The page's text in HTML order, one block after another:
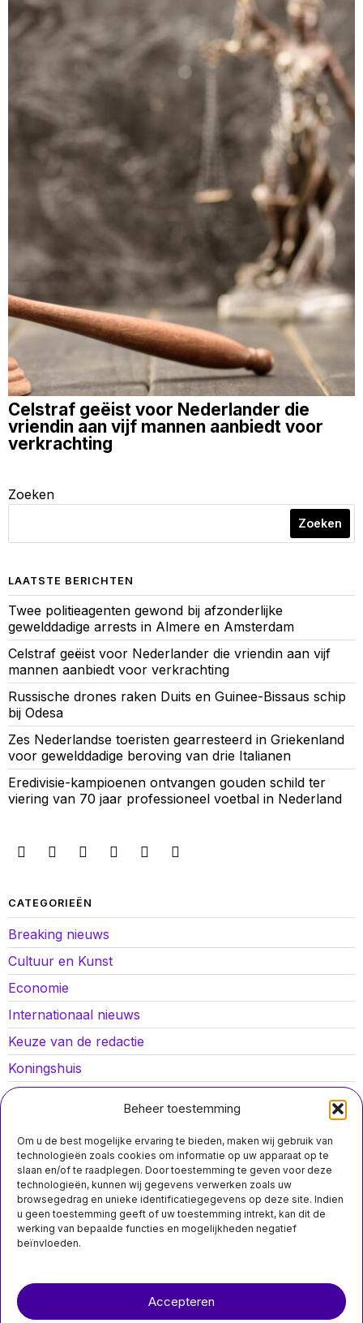
Beheer toestemming
Om u de best mogelijke ervaring te bieden, maken wij gebruik van
technologieën zoals cookies om informatie op uw apparaat op te
slaan en/of te raadplegen. Door toestemming te geven voor deze
technologieën, kunnen wij gegevens verwerken zoals uw
browsegedrag en unieke identificatiegegevens op deze site. Indien
u geen toestemming geeft of uw toestemming intrekt, kan dit de
werking van bepaalde functies en mogelijkheden negatief
beïnvloeden.
Accepteren
Celstraf geëist voor Nederlander die
vriendin aan vijf mannen aanbiedt voor
verkrachting
Zoeken
Zoeken
LAATSTE BERICHTEN
Twee politieagenten gewond bij afzonderlijke
gewelddadige arrests in Almere en Amsterdam
Celstraf geëist voor Nederlander die vriendin aan vijf
mannen aanbiedt voor verkrachting
Russische drones raken Duits en Guinee-Bissaus schip
bij Odesa
Zes Nederlandse toeristen gearresteerd in Griekenland
voor gewelddadige beroving van drie Italianen
Eredivisie-kampioenen ontvangen gouden schild ter
viering van 70 jaar professioneel voetbal in Nederland
CATEGORIEËN
Breaking nieuws
Cultuur en Kunst
Economie
Internationaal nieuws
Keuze van de redactie
Koningshuis
Lokaal nieuws
Opinies
Politiek
Sport
nieuwsimpuls.online
MIS HET NIET
Experts
grootschalige
tuberculose-uitbraak
Experts waarschuwen dat